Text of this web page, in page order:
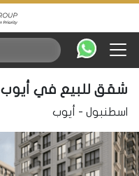
شقق للبيع في أيوب D-241
اسطنبول - أيوب